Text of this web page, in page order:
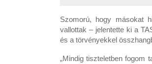
Szomorú, hogy másokat
vallottak – jelentette ki a
és a törvényekkel
„Mindig tiszteletben fogom